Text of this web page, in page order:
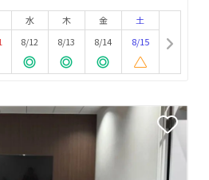
水
8/12
木
8/13
金
8/14
土
8/15